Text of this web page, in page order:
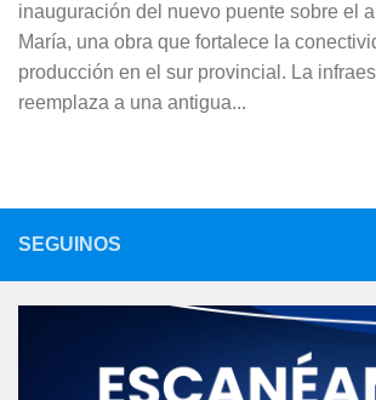
inauguración del nuevo puente sobre el
María, una obra que fortalece la
producción en el sur provincial. La
reemplaza a una antigua...
SEGUINOS